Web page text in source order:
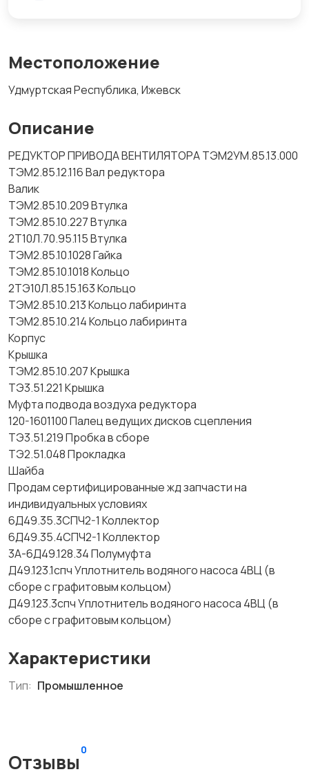
Местоположение
Удмуртская Республика, Ижевск
Описание
РЕДУКТОР ПРИВОДА ВЕНТИЛЯТОРА ТЭМ2УМ.85.13.000
ТЭМ2.85.12.116 Вал редуктора
Валик
ТЭМ2.85.10.209 Втулка
ТЭМ2.85.10.227 Втулка
2Т10Л.70.95.115 Втулка
ТЭМ2.85.10.1028 Гайка
ТЭМ2.85.10.1018 Кольцо
2ТЭ10Л.85.15.163 Кольцо
ТЭМ2.85.10.213 Кольцо лабиринта
ТЭМ2.85.10.214 Кольцо лабиринта
Корпус
Крышка
ТЭМ2.85.10.207 Крышка
ТЭ3.51.221 Крышка
Муфта подвода воздуха редуктора
120-1601100 Палец ведущих дисков сцепления
ТЭ3.51.219 Пробка в сборе
ТЭ2.51.048 Прокладка
Шайба
Продам сертифицированные жд запчасти на
индивидуальных условиях
6Д49.35.3СПЧ2-1 Коллектор
6Д49.35.4СПЧ2-1 Коллектор
3А-6Д49.128.34 Полумуфта
Д49.123.1спч Уплотнитель водяного насоса 4ВЦ (в
сборе с графитовым кольцом)
Д49.123.3спч Уплотнитель водяного насоса 4ВЦ (в
сборе с графитовым кольцом)
Характеристики
Тип: Промышленное
Отзывы
0